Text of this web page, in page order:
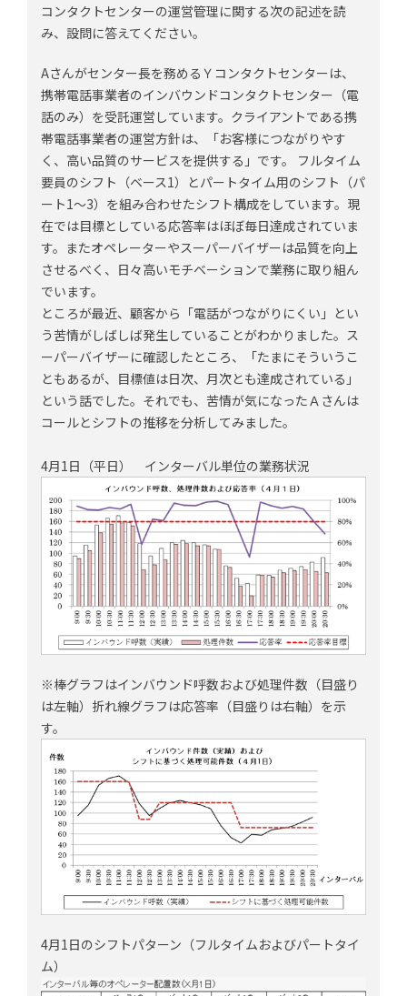
コンタクトセンターの運営管理に関する次の記述を読
み、設問に答えてください。
Aさんがセンター長を務めるＹコンタクトセンターは、
携帯電話事業者のインバウンドコンタクトセンター（電
話のみ）を受託運営しています。クライアントである携
帯電話事業者の運営方針は、「お客様につながりやす
く、高い品質のサービスを提供する」です。 フルタイム
要員のシフト（ベース1）とパートタイム用のシフト（パ
ート1～3）を組み合わせたシフト構成をしています。現
在では目標としている応答率はほぼ毎日達成されていま
す。またオペレーターやスーパーバイザーは品質を向上
させるべく、日々高いモチベーションで業務に取り組ん
でいます。
ところが最近、顧客から「電話がつながりにくい」とい
う苦情がしばしば発生していることがわかりました。ス
ーパーバイザーに確認したところ、「たまにそういうこ
ともあるが、目標値は日次、月次とも達成されている」
という話でした。それでも、苦情が気になったＡさんは
コールとシフトの推移を分析してみました。
4月1日（平日） インターバル単位の業務状況
※棒グラフはインバウンド呼数および処理件数（目盛り
は左軸）折れ線グラフは応答率（目盛りは右軸）を示
す。
4月1日のシフトパターン（フルタイムおよびパートタイ
ム）